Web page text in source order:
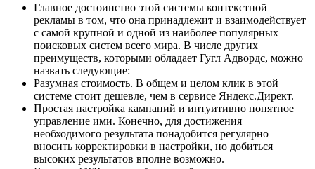
Главное достоинство этой системы контекстной
рекламы в том, что она принадлежит и взаимодействует
с самой крупной и одной из наиболее популярных
поисковых систем всего мира. В числе других
преимуществ, которыми обладает Гугл Адвордс, можно
назвать следующие:
Разумная стоимость. В общем и целом клик в этой
системе стоит дешевле, чем в сервисе Яндекс.Директ.
Простая настройка кампаний и интуитивно понятное
управление ими. Конечно, для достижения
необходимого результата понадобится регулярно
вносить корректировки в настройки, но добиться
высоких результатов вполне возможно.